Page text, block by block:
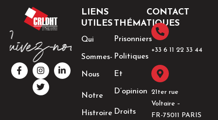
F
a
c
I
n
s
t
a
L
i
n
T
w
i
t
t
LIENS
UTILES
Qui
Sommes-
Nous
Notre
Histroire
THÉMATIQUES
Prisonniers
Politiques
Et
D’opinion
Droits
CONTACT
+33 6 11 22 33 44​
21ter rue
Voltaire –
FR-75011 PARIS